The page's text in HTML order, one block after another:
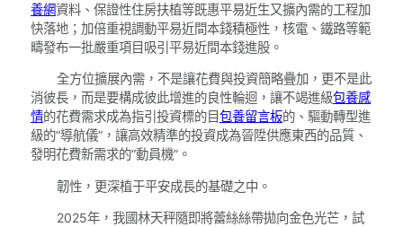
養網資料、保證性住房扶植等既惠平易近生又擴內需的工程加
快落地；加倍重視調動平易近間本錢積極性，核電、鐵路等範
疇發布一批嚴重項目吸引平易近間本錢進股。
全方位擴展內需，不是讓花費與投資簡略疊加，更不是此
消彼長，而是要構成彼此增進的良性輪迴，讓不竭進級包養感
情的花費需求成為指引投資標的目包養留言板的、驅動轉型進
級的“導航儀”，讓高效精準的投資成為晉陞供應東西的品質、
發明花費新需求的“動員機”。
韌性，更深植于平安成長的基礎之中。
2025年，我國林天秤隨即將蕾絲絲帶拋向金色光芒，試